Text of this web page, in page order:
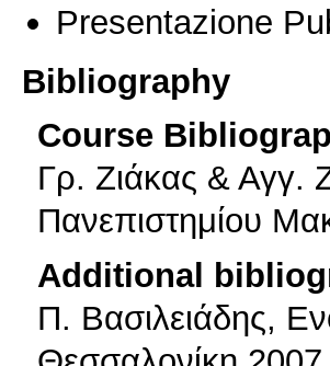
Presentazione
Bibliography
Course
Γρ. Ζιάκας & Αγγ.
Πανεπιστημίου
Additional
Π. Βασιλειάδης,